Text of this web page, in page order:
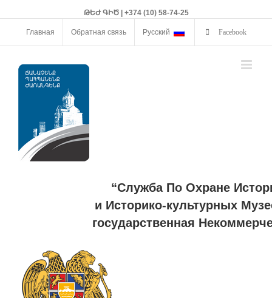
ԹԵԺ ԳԻԾ | +374 (10) 58-74-25
Главная Обратная связь Русский Facebook
“Служба По Охране
и Историко-культурных
государственная